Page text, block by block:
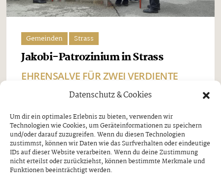
Datenschutz & Cookies
Um dir ein optimales Erlebnis zu bieten, verwenden wir
Technologien wie Cookies, um Geräteinformationen zu speichern
und/oder darauf zuzugreifen. Wenn du diesen Technologien
zustimmst, können wir Daten wie das Surfverhalten oder eindeutige
IDs auf dieser Website verarbeiten. Wenn du deine Zustimmung
nicht erteilst oder zurückziehst, können bestimmte Merkmale und
Funktionen beeinträchtigt werden.
Gemeinden Strass
Jakobi-Patrozinium in Strass
EHRENSALVE FÜR ZWEI VERDIENTE
Beim Jakobi-Patrozinium am Sonntag, dem 26. Juli,
stand Strass im Zillertal ganz im Zeichen seines
Pfarrpatrons, des heiligen Jakobus. Nach dem
feierlichen Festgottesdienst und der traditionellen